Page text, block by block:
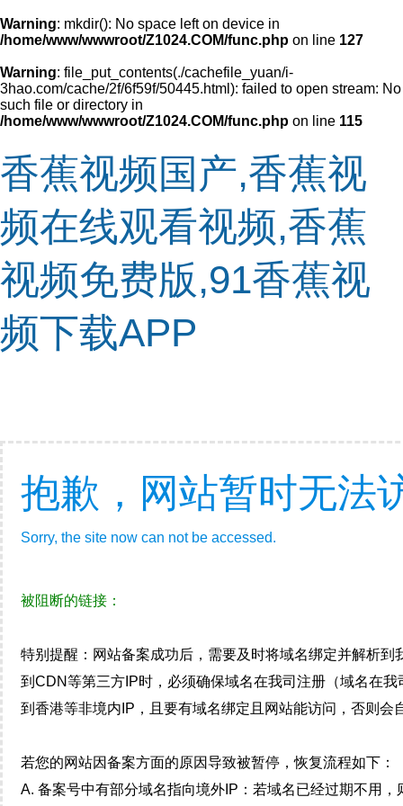
Warning: mkdir(): No space left on device in
/home/www/wwwroot/Z1024.COM/func.php on line 127
Warning: file_put_contents(./cachefile_yuan/i-
3hao.com/cache/2f/6f59f/50445.html): failed to open stream: No
such file or directory in
/home/www/wwwroot/Z1024.COM/func.php on line 115
香蕉视频国产,香蕉视
频在线观看视频,香蕉
视频免费版,91香蕉视
频下载APP
抱歉，网站暂时无法
Sorry, the site now can not be accessed.
被阻断的链接：
特别提醒：网站备案成功后，需要及时将域名绑定并解析
到CDN等第三方IP时，必须确保域名在我司注册（域名在
到香港等非境内IP，且要有域名绑定且网站能访问，否则
若您的网站因备案方面的原因导致被暂停，恢复流程如下：
A. 备案号中有部分域名指向境外IP：若域名已经过期不用